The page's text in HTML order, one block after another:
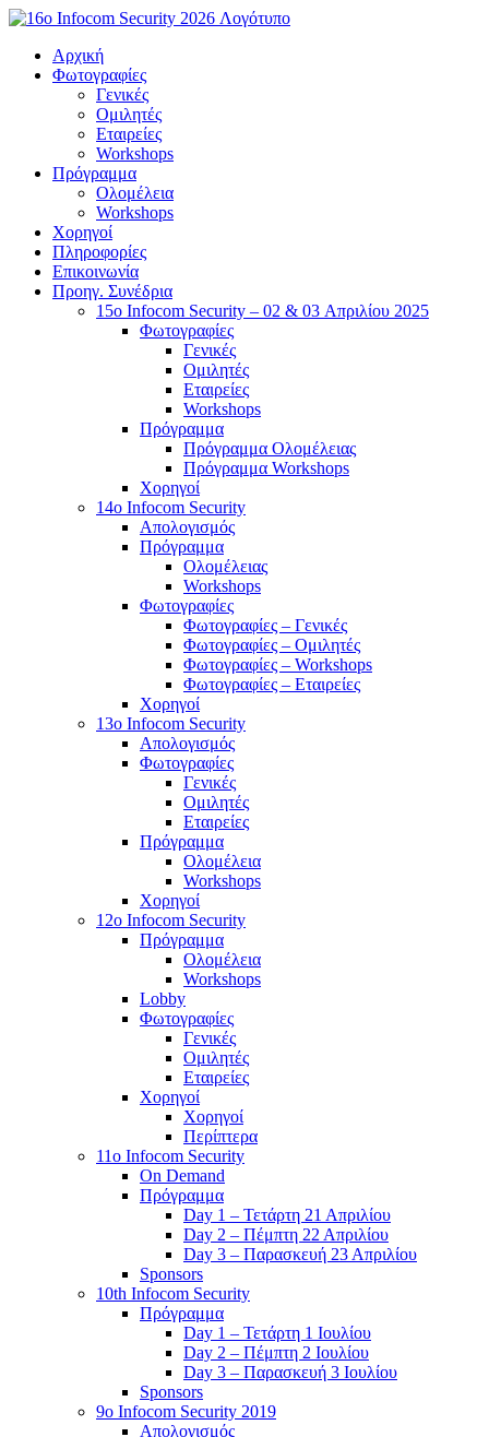
Μετάβαση
περιεχόμενο
Αρχική
Φωτογραφίες
Γενικές
Ομιλητές
Εταιρείες
Workshops
Πρόγραμμα
Ολομέλεια
Workshops
Χορηγοί
Πληροφορίες
Επικοινωνία
Προηγ. Συνέδρια
15o Infocom Security – 02 & 03 Απριλίου 2025
Φωτογραφίες
Γενικές
Ομιλητές
Εταιρείες
Workshops
Πρόγραμμα
Πρόγραμμα Ολομέλειας
Πρόγραμμα Workshops
Χορηγοί
14o Infocom Security
Απολογισμός
Πρόγραμμα
Ολομέλειας
Workshops
Φωτογραφίες
Φωτογραφίες – Γενικές
Φωτογραφίες – Ομιλητές
Φωτογραφίες – Workshops
Φωτογραφίες – Εταιρείες
Χορηγοί
13o Infocom Security
Απολογισμός
Φωτογραφίες
Γενικές
Ομιλητές
Εταιρείες
Πρόγραμμα
Ολομέλεια
Workshops
Χορηγοί
12o Infocom Security
Πρόγραμμα
Ολομέλεια
Workshops
Lobby
Φωτογραφίες
Γενικές
Ομιλητές
Εταιρείες
Χορηγοί
Χορηγοί
Περίπτερα
11o Infocom Security
On Demand
Πρόγραμμα
Day 1 – Τετάρτη 21 Απριλίου
Day 2 – Πέμπτη 22 Απριλίου
Day 3 – Παρασκευή 23 Απριλίου
Sponsors
10th Infocom Security
Πρόγραμμα
Day 1 – Τετάρτη 1 Ιουλίου
Day 2 – Πέμπτη 2 Ιουλίου
Day 3 – Παρασκευή 3 Ιουλίου
Sponsors
9ο Infocom Security 2019
Απολογισμός